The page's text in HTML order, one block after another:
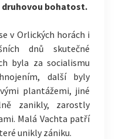
bohatost.
v Orlických horách i
dnů skutečné
byla za socialismu
další byly
plantážemi, jiné
zanikly, zarostly
Malá Vachta patří
unikly zániku.